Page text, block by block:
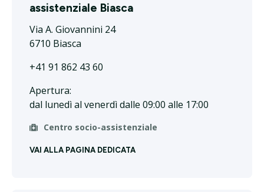
assistenziale Biasca
Via A. Giovannini 24
6710 Biasca
+41 91 862 43 60
Apertura:
dal lunedì al venerdì dalle 09:00 alle 17:00
Centro socio-assistenziale
VAI ALLA PAGINA DEDICATA